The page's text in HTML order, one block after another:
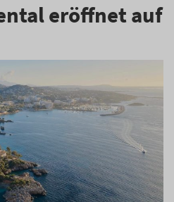
eröffnet auf